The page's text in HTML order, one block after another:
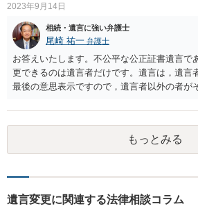
2023年9月14日
相続・遺言に強い弁護士
尾崎 祐一 弁護士
お答えいたします。不公平な公正証書遺言で
更できるのは遺言者だけです。遺言は，遺言
最後の意思表示ですので，遺言者以外の者が
とはできないのです。
もっとみる
遺言変更に関連する法律相談コラム